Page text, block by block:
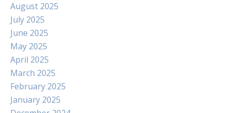
August 2025
July 2025
June 2025
May 2025
April 2025
March 2025
February 2025
January 2025